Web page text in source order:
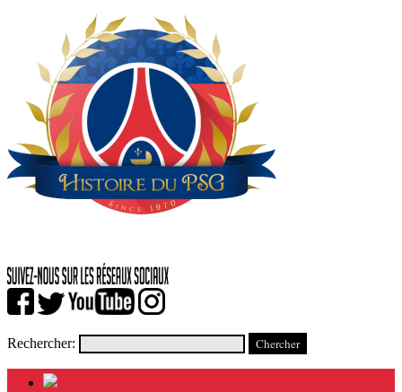
Rechercher: